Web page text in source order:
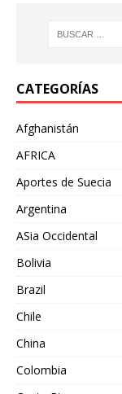
CATEGORÍAS
Afghanistán
AFRICA
Aportes de Suecia
Argentina
ASia Occidental
Bolivia
Brazil
Chile
China
Colombia